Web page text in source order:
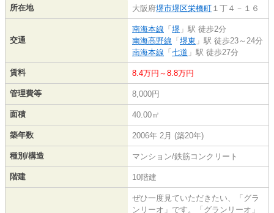
所在地 大阪府堺市堺区栄橋町 １丁４－１６
交通
南海本線 「 堺 」駅 徒歩2分
南海高野線 「 堺東 」駅 徒歩23～24分
南海本線 「 七道 」駅 徒歩27分
賃料 8.4万円～8.8万円
管理費等 8,000円
面積 40.00㎡
築年数 2006年 2月 (築20年)
種別/構造 マンション/鉄筋コンクリート
階建 10階建
ぜひ一度見ていただきたい、「グラ
ンリーオ」です。「グランリーオ」